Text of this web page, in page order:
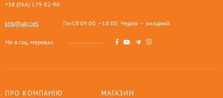
+38 (066) 179-82-90
khk@ukr.net Пн-Сб 09:00 —18:00, Неділя — вихідний
Ми в соц. мережах
ПРО КОМПАНІЮ МАГАЗИН